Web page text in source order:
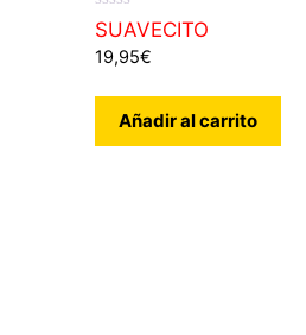
0
d
e
SUAVECITO
19,95€
Añadir al carrito